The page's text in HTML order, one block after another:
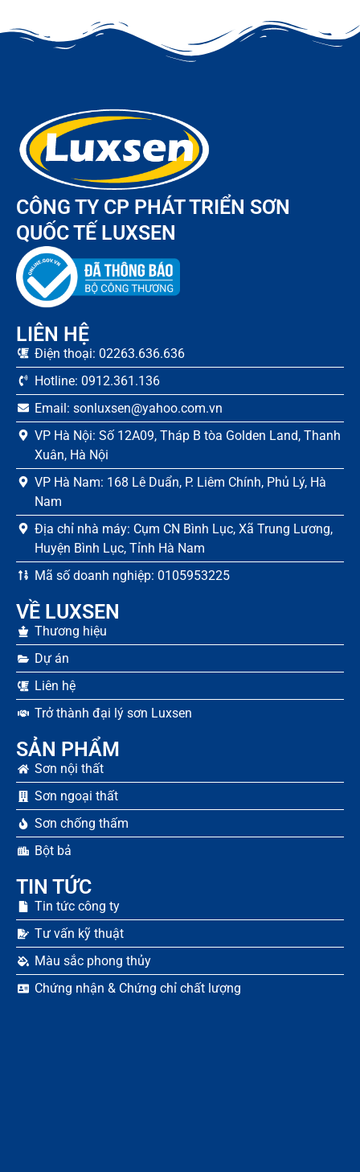
VỀ LUXSEN
Thương hiệu
Dự án
Liên hệ
Trở thành đại lý sơn Luxsen
SẢN PHẨM
Sơn nội thất
Sơn ngoại thất
Sơn chống thấm
Bột bả
TIN TỨC
Tin tức công ty
Tư vấn kỹ thuật
Màu sắc phong thủy
Chứng nhận & Chứng chỉ chất lượng
CÔNG TY CP PHÁT TRIỂN SƠN
QUỐC TẾ LUXSEN
LIÊN HỆ
Điện thoại: 02263.636.636
Hotline: 0912.361.136
Email: sonluxsen@yahoo.com.vn
VP Hà Nội: Số 12A09, Tháp B tòa Golden Land, Thanh
Xuân, Hà Nội
VP Hà Nam: 168 Lê Duẩn, P. Liêm Chính, Phủ Lý, Hà
Nam
Địa chỉ nhà máy: Cụm CN Bình Lục, Xã Trung Lương,
Huyện Bình Lục, Tỉnh Hà Nam
Mã số doanh nghiệp: 0105953225